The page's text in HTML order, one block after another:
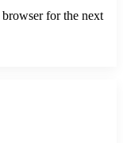
for the next